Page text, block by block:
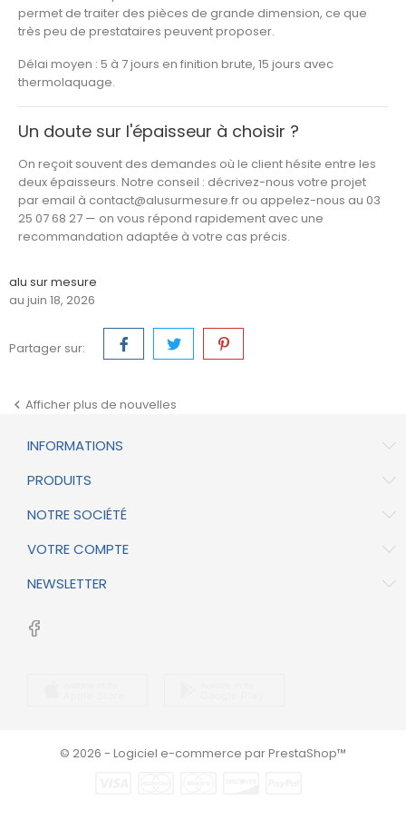
permet de traiter des pièces de grande dimension, ce que
très peu de prestataires peuvent proposer.
Délai moyen : 5 à 7 jours en finition brute, 15 jours avec
thermolaquage.
Un doute sur l'épaisseur à choisir ?
On reçoit souvent des demandes où le client hésite entre les
deux épaisseurs. Notre conseil : décrivez-nous votre projet
par email à contact@alusurmesure.fr ou appelez-nous au 03
25 07 68 27 — on vous répond rapidement avec une
recommandation adaptée à votre cas précis.
alu sur mesure
au juin 18, 2026
Partager sur:
 Afficher plus de nouvelles
INFORMATIONS
PRODUITS
NOTRE SOCIÉTÉ
VOTRE COMPTE
NEWSLETTER
© 2026 - Logiciel e-commerce par PrestaShop™